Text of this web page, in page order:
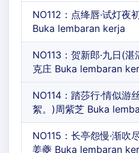
NO112：点绛唇·试灯夜
Buka lembaran kerja
NO113：贺新郎·九日(
克庄 Buka lembaran
NO114：踏莎行·情似游
絮。)周紫芝 Buka
NO115：长亭怨慢·渐吹
姜夔 Buka lembaran